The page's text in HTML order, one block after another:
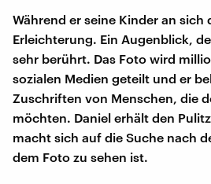
Während er seine Kinder an
Erleichterung. Ein Augenblick,
sehr berührt. Das Foto wird
sozialen Medien geteilt und er
Zuschriften von Menschen, die
möchten. Daniel erhält den
macht sich auf die Suche nach
dem Foto zu sehen ist.